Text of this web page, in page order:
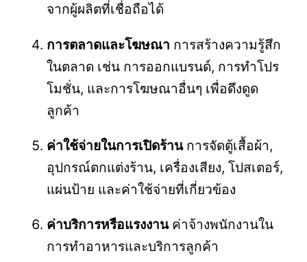
จากผู้ผลิตที่เชื่อถือได้
การตลาดและโฆษณา การสร้างความรู้สึก
ในตลาด เช่น การออกแบรนด์, การทำโปร
โมชั่น, และการโฆษณาอื่นๆ เพื่อดึงดูด
ลูกค้า
ค่าใช้จ่ายในการเปิดร้านการจัดตู้เสื้อผ้า,
อุปกรณ์ตกแต่งร้าน, เครื่องเสียง, โปสเตอร์,
แผ่นป้าย และค่าใช้จ่ายที่เกี่ยวข้อง
ค่าบริการหรือแรงงานค่าจ้างพนักงานใน
การทำอาหารและบริการลูกค้า